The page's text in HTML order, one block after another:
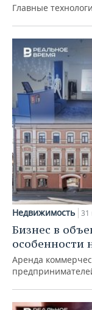
Главные
Недвижимость 31
Бизнес в
особенности
Аренда